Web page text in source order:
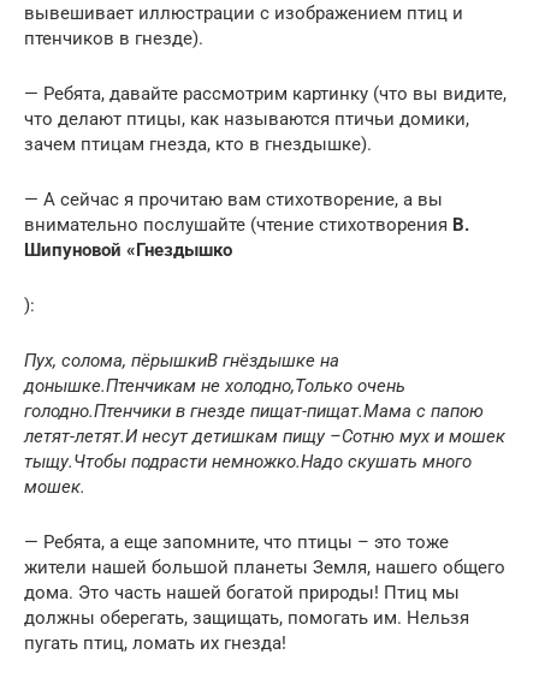
вывешивает иллюстрации с изображением птиц и
птенчиков в гнезде).
— Ребята, давайте рассмотрим картинку (что вы видите,
что делают птицы, как называются птичьи домики,
зачем птицам гнезда, кто в гнездышке).
— А сейчас я прочитаю вам стихотворение, а вы
внимательно послушайте (чтение стихотворения В.
Шипуновой «Гнездышко
):
Пух, солома, пёрышкиВ гнёздышке на
донышке.Птенчикам не холодно,Только очень
голодно.Птенчики в гнезде пищат-пищат.Мама с папою
летят-летят.И несут детишкам пищу –Сотню мух и мошек
тыщу.Чтобы подрасти немножко.Надо скушать много
мошек.
— Ребята, а еще запомните, что птицы – это тоже
жители нашей большой планеты Земля, нашего общего
дома. Это часть нашей богатой природы! Птиц мы
должны оберегать, защищать, помогать им. Нельзя
пугать птиц, ломать их гнезда!